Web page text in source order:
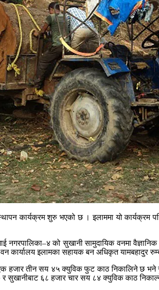
कार्यक्रम शुरु भएको छ । इलाममा यो कार्यक्रम
नगरपालिका–४ को सुखानी सामुदायिक वनमा
कार्यालय इलामका सहायक बन अधिकृत यामबहादुर
हजार तीन सय ४५ क्युविक फुट काठ निकालिने छ
सुखानीबाट ६८ हजार चार सय ८४ क्युविक काठ